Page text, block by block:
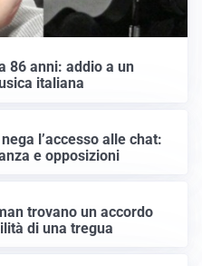
86 anni: addio a un
italiana
l’accesso alle chat:
e opposizioni
trovano un accordo
di una tregua